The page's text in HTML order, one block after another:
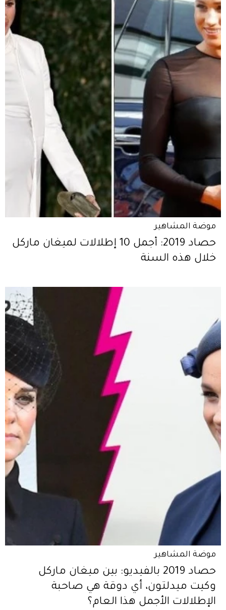
موضة المشاهير
حصاد 2019: أجمل 10 إطلالات لميغان ماركل
خلال هذه السنة
موضة المشاهير
حصاد 2019 بالفيديو: بين ميغان ماركل
وكيت ميدلتون، أي دوقة هي صاحبة
الإطلالات الأجمل هذا العام؟